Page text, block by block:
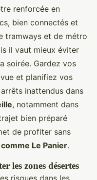
renforcée en
bien connectés et
tramways et de métro
il vaut mieux éviter
soirée. Gardez vos
et planifiez vos
inattendus dans
, notamment dans
bien préparé
de profiter sans
Le Panier.
les zones désertes
risques dans les